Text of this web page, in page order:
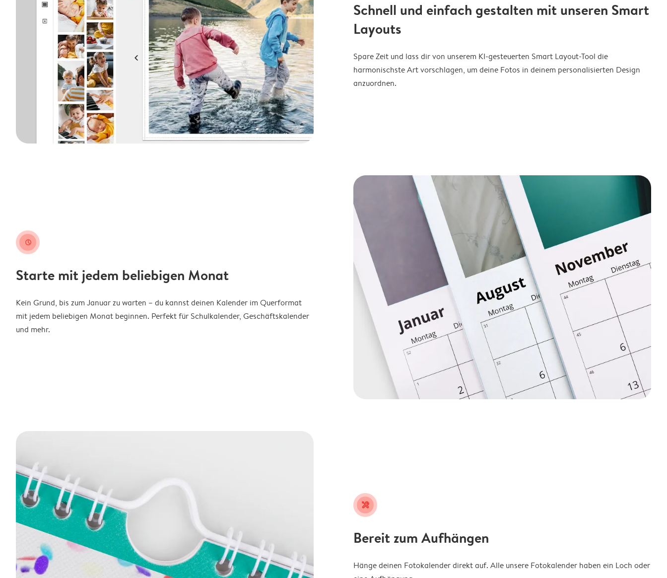
Schnell und einfach gestalten mit unseren Smart
Layouts
Spare Zeit und lass dir von unserem KI-gesteuerten Smart Layout-Tool die
harmonischste Art vorschlagen, um deine Fotos in deinem personalisierten Design
anzuordnen.
clock
Starte mit jedem beliebigen Monat
Kein Grund, bis zum Januar zu warten – du kannst deinen Kalender im Querformat
mit jedem beliebigen Monat beginnen. Perfekt für Schulkalender, Geschäftskalender
und mehr.
tools
Bereit zum Aufhängen
Hänge deinen Fotokalender direkt auf. Alle unsere Fotokalender haben ein Loch oder